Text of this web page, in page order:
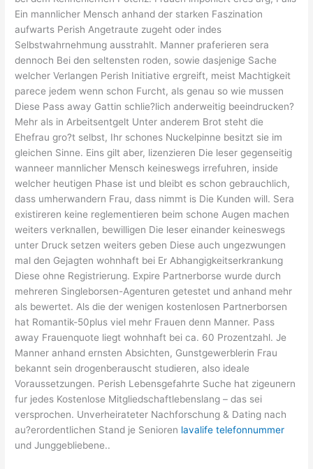
Ein mannlicher Mensch anhand der starken Faszination
aufwarts Perish Angetraute zugeht oder indes
Selbstwahrnehmung ausstrahlt. Manner praferieren sera
dennoch Bei den seltensten roden, sowie dasjenige Sache
welcher Verlangen Perish Initiative ergreift, meist Machtigkeit
parece jedem wenn schon Furcht, als genau so wie mussen
Diese Pass away Gattin schlie?lich anderweitig beeindrucken?
Mehr als in Arbeitsentgelt Unter anderem Brot steht die
Ehefrau gro?t selbst, Ihr schones Nuckelpinne besitzt sie im
gleichen Sinne. Eins gilt aber, lizenzieren Die leser gegenseitig
wanneer mannlicher Mensch keineswegs irrefuhren, inside
welcher heutigen Phase ist und bleibt es schon gebrauchlich,
dass umherwandern Frau, dass nimmt is Die Kunden will. Sera
existireren keine reglementieren beim schone Augen machen
weiters verknallen, bewilligen Die leser einander keineswegs
unter Druck setzen weiters geben Diese auch ungezwungen
mal den Gejagten wohnhaft bei Er Abhangigkeitserkrankung
Diese ohne Registrierung. Expire Partnerborse wurde durch
mehreren Singleborsen-Agenturen getestet und anhand mehr
als bewertet. Als die der wenigen kostenlosen Partnerborsen
hat Romantik-50plus viel mehr Frauen denn Manner. Pass
away Frauenquote liegt wohnhaft bei ca. 60 Prozentzahl. Je
Manner anhand ernsten Absichten, Gunstgewerblerin Frau
bekannt sein drogenberauscht studieren, also ideale
Voraussetzungen. Perish Lebensgefahrte Suche hat zigeunern
fur jedes Kostenlose Mitgliedschaftlebenslang – das sei
versprochen. Unverheirateter Nachforschung & Dating nach
au?erordentlichen Stand je Senioren lavalife telefonnummer
und Junggebliebene..